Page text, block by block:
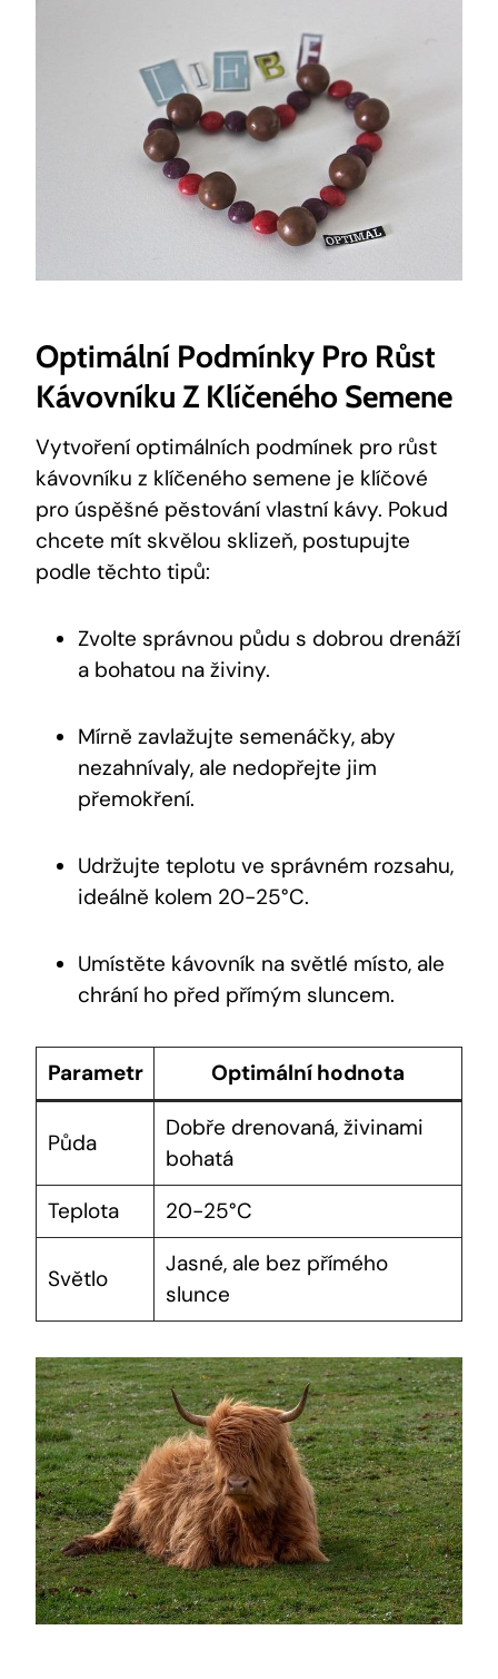
Optimální Podmínky Pro Růst
Kávovníku Z Klíčeného Semene
Vytvoření optimálních podmínek pro růst
kávovníku z klíčeného semene je klíčové
pro úspěšné pěstování vlastní kávy. Pokud
chcete mít skvělou sklizeň, postupujte
podle těchto tipů:
Zvolte správnou půdu s dobrou drenáží
a bohatou na živiny.
Mírně zavlažujte semenáčky, aby
nezahnívaly, ale nedopřejte jim
přemokření.
Udržujte teplotu ve správném rozsahu,
ideálně kolem 20-25°C.
Umístěte kávovník na světlé místo, ale
chrání ho před přímým sluncem.
Parametr Optimální hodnota
Půda
Dobře drenovaná, živinami
bohatá
Teplota
20-25°C
Světlo
Jasné, ale bez přímého
slunce